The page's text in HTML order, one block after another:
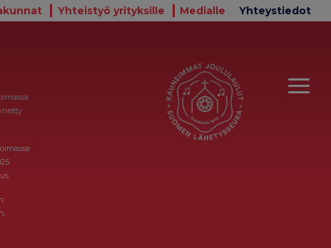
Yhteistyö yrityksille Medialle Yhteystiedot